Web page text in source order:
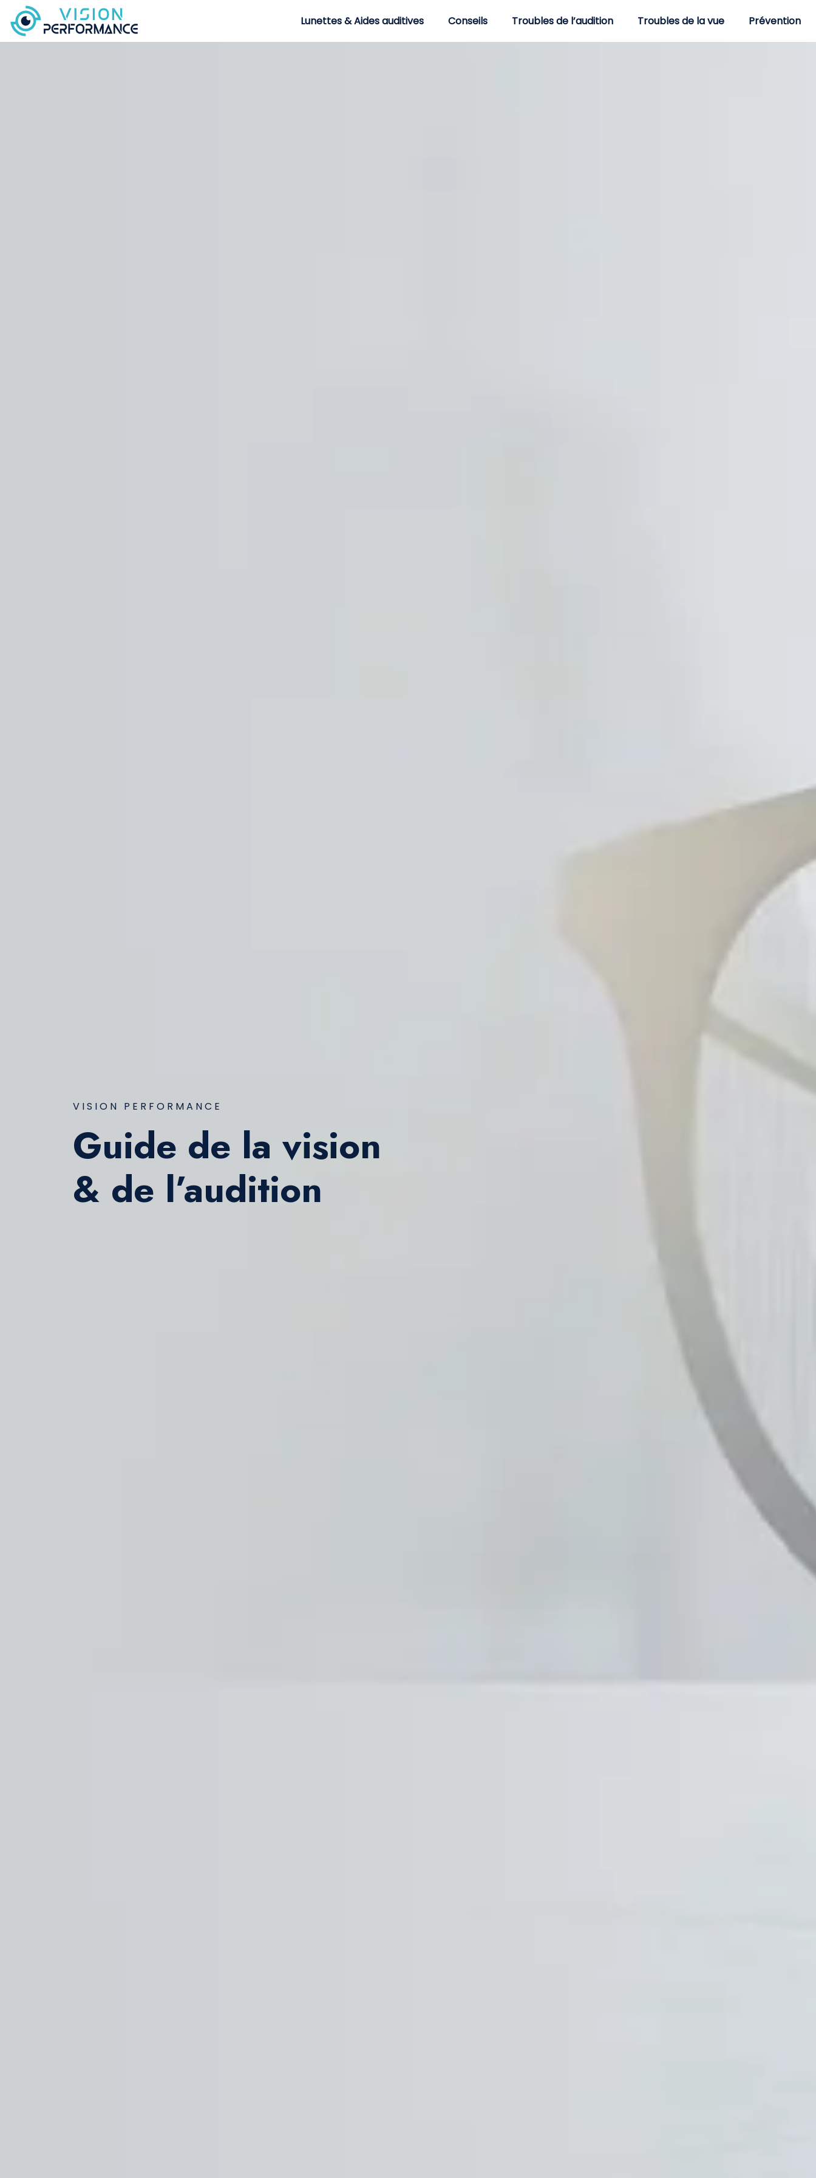
Lunettes & Aides auditives Conseils Troubles de l’audition Troubles de la vue Prévention
VISION PERFORMANCE
Guide de la vision
& de l’audition